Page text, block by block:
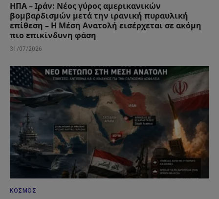
ΗΠΑ – Ιράν: Νέος γύρος αμερικανικών
βομβαρδισμών μετά την ιρανική πυραυλική
επίθεση – Η Μέση Ανατολή εισέρχεται σε ακόμη
πιο επικίνδυνη φάση
31/07/2026
ΚΌΣΜΟΣ